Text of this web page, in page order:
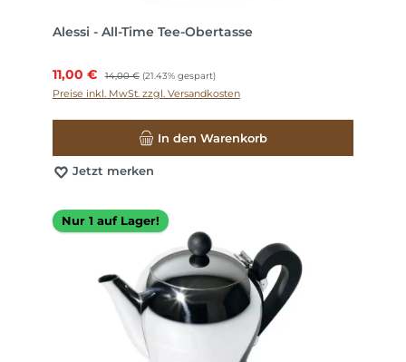
Alessi - All-Time Tee-Obertasse
Verkaufspreis:
11,00 € Regulärer Preis:
14,00 € (21.43% gespart)
Preise inkl. MwSt. zzgl. Versandkosten
In den Warenkorb
Jetzt merken
Nur 1 auf Lager!